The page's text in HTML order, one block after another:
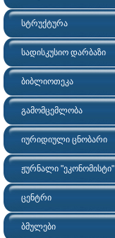
სტრუქტურა
სადისკუსიო დარბაზი
ბიბლიოთეკა
გამომცემლობა
იურიდიული ცნობარი
ჟურნალი "ეკონომისტი"
ცენტრი
ბმულები